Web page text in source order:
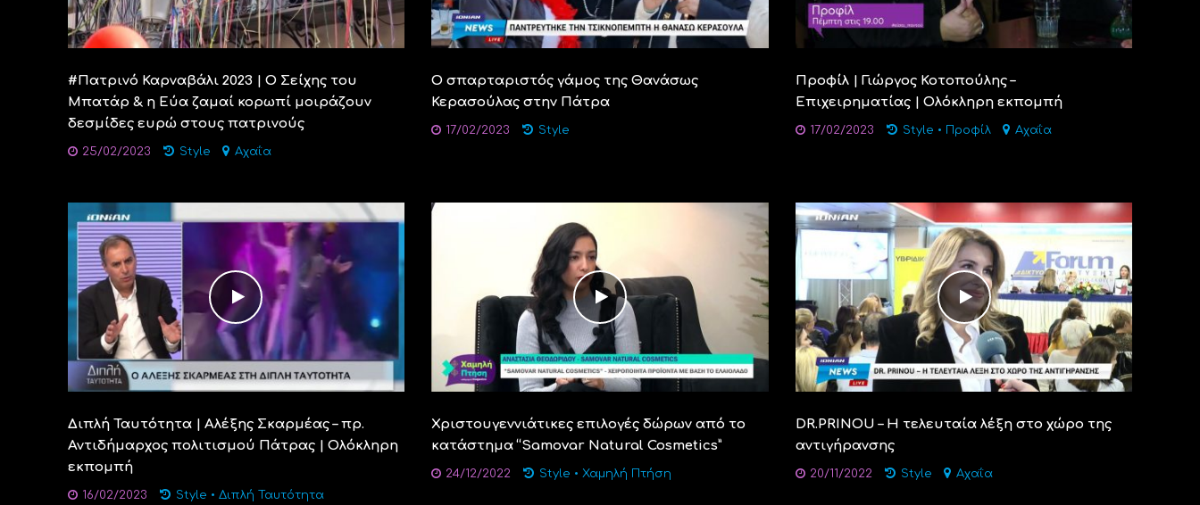
#Πατρινό Καρναβάλι 2023 | O Σείχης του
Μπατάρ & η Εύα ζαμαί κορωπί μοιράζουν
δεσμίδες ευρώ στους πατρινούς
25/02/2023 Style Αχαΐα
O σπαρταριστός γάμος της Θανάσως
Κερασούλας στην Πάτρα
17/02/2023 Style
Προφίλ | Γιώργος Κοτοπούλης –
Επιχειρηματίας | Ολόκληρη εκπομπή
17/02/2023 Style • Προφίλ Αχαΐα
Διπλή Ταυτότητα | Αλέξης Σκαρμέας – πρ.
Αντιδήμαρχος πολιτισμού Πάτρας | Ολόκληρη
εκπομπή
16/02/2023 Style • Διπλή Ταυτότητα
Χριστουγεννιάτικες επιλογές δώρων από το
κατάστημα “Samovar Natural Cosmetics”
24/12/2022 Style • Χαμηλή Πτήση
DR.PRINOU – Η τελευταία λέξη στο χώρο της
αντιγήρανσης
20/11/2022 Style Αχαΐα